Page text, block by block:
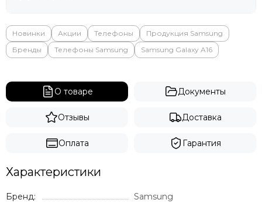
Новинки Акции Телефоны
Продукция Samsung
Бренды
Телефоны Samsung Samsung Galaxy A16
О товаре Документы
Отзывы Доставка
Оплата Гарантия
Характеристики
Бренд:
Samsung